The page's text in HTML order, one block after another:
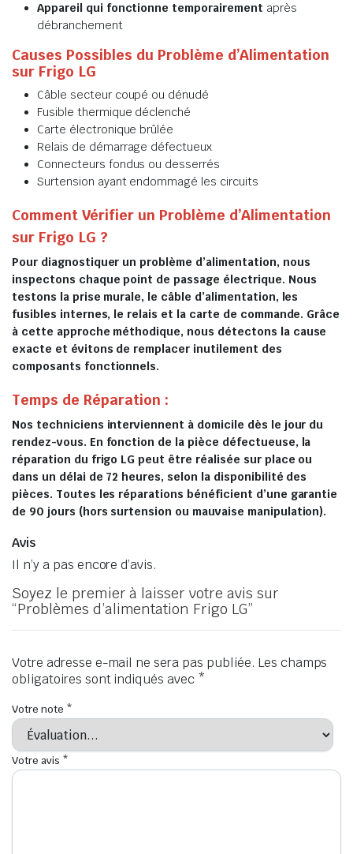
Appareil qui fonctionne temporairement après
débranchement
Causes Possibles du Problème d’Alimentation
sur Frigo LG
Câble secteur coupé ou dénudé
Fusible thermique déclenché
Carte électronique brûlée
Relais de démarrage défectueux
Connecteurs fondus ou desserrés
Surtension ayant endommagé les circuits
Comment Vérifier un Problème d’Alimentation
sur Frigo LG ?
Pour diagnostiquer un problème d’alimentation, nous
inspectons chaque point de passage électrique. Nous
testons la prise murale, le câble d’alimentation, les
fusibles internes, le relais et la carte de commande. Grâce
à cette approche méthodique, nous détectons la cause
exacte et évitons de remplacer inutilement des
composants fonctionnels.
Temps de Réparation :
Nos techniciens interviennent à domicile dès le jour du
rendez-vous. En fonction de la pièce défectueuse, la
réparation du frigo LG peut être réalisée sur place ou
dans un délai de 72 heures, selon la disponibilité des
pièces. Toutes les réparations bénéficient d’une garantie
de 90 jours (hors surtension ou mauvaise manipulation).
Avis
Il n’y a pas encore d’avis.
Soyez le premier à laisser votre avis sur
“Problèmes d’alimentation Frigo LG”
Votre adresse e-mail ne sera pas publiée. Les champs
obligatoires sont indiqués avec *
Votre note *
Votre avis *